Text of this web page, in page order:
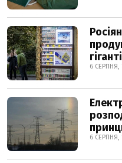
6 СЕРПНЯ,
6 СЕРПНЯ,